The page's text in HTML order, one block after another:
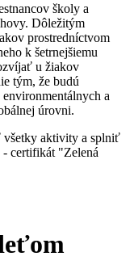
školy a
Dôležitým
prostredníctvom
k šetrnejšiemu
u žiakov
tým, že budú
a
úrovni.
všetky aktivity a splniť
- certifikát "Zelená